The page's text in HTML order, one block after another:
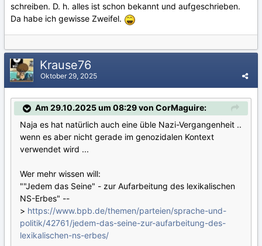
schreiben. D. h. alles ist schon bekannt und aufgeschrieben.
Da habe ich gewisse Zweifel.
Krause76
Oktober 29, 2025
Am 29.10.2025 um 08:29 von CorMaguire:
Naja es hat natürlich auch eine üble Nazi-Vergangenheit ..
wenn es aber nicht gerade im genozidalen Kontext
verwendet wird ...
Wer mehr wissen will:
""Jedem das Seine" - zur Aufarbeitung des lexikalischen
NS-Erbes" --
> https://www.bpb.de/themen/parteien/sprache-und-
politik/42761/jedem-das-seine-zur-aufarbeitung-des-
lexikalischen-ns-erbes/